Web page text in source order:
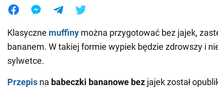
Klasyczne muffiny można przygotować bez jajek,
bananem. W takiej formie wypiek będzie zdrowszy i
sylwetce.
Przepis na babeczki bananowe bez jajek został